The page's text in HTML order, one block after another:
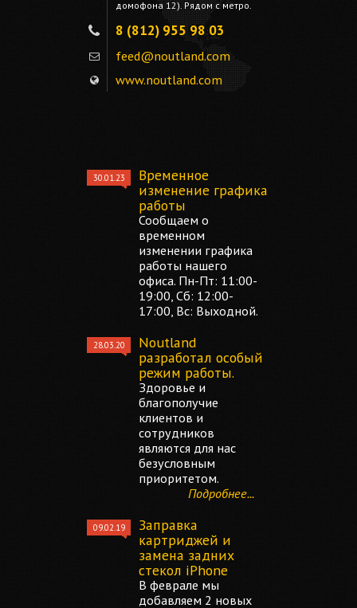
домофона 12). Рядом с метро.
8 (812) 955 98 03
feed@noutland.com
www.noutland.com
30.01.23
Временное
изменение графика
работы
Сообщаем о
временном
изменении графика
работы нашего
офиса. Пн-Пт: 11:00-
19:00, Сб: 12:00-
17:00, Вс: Выходной.
28.03.20
Noutland
разработал особый
режим работы.
Здоровье и
благополучие
клиентов и
сотрудников
являются для нас
безусловным
приоритетом.
Подробнее...
09.02.19
Заправка
картриджей и
замена задних
стекол iPhone
В феврале мы
добавляем 2 новых